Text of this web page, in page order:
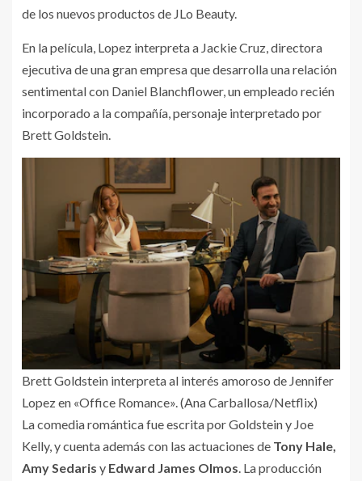
de los nuevos productos de JLo Beauty.
En la película, Lopez interpreta a Jackie Cruz, directora
ejecutiva de una gran empresa que desarrolla una relación
sentimental con Daniel Blanchflower, un empleado recién
incorporado a la compañía, personaje interpretado por
Brett Goldstein.
Brett Goldstein interpreta al interés amoroso de Jennifer
Lopez en «Office Romance». (Ana Carballosa/Netflix)
La comedia romántica fue escrita por Goldstein y Joe
Kelly, y cuenta además con las actuaciones de Tony Hale,
Amy Sedaris y Edward James Olmos. La producción